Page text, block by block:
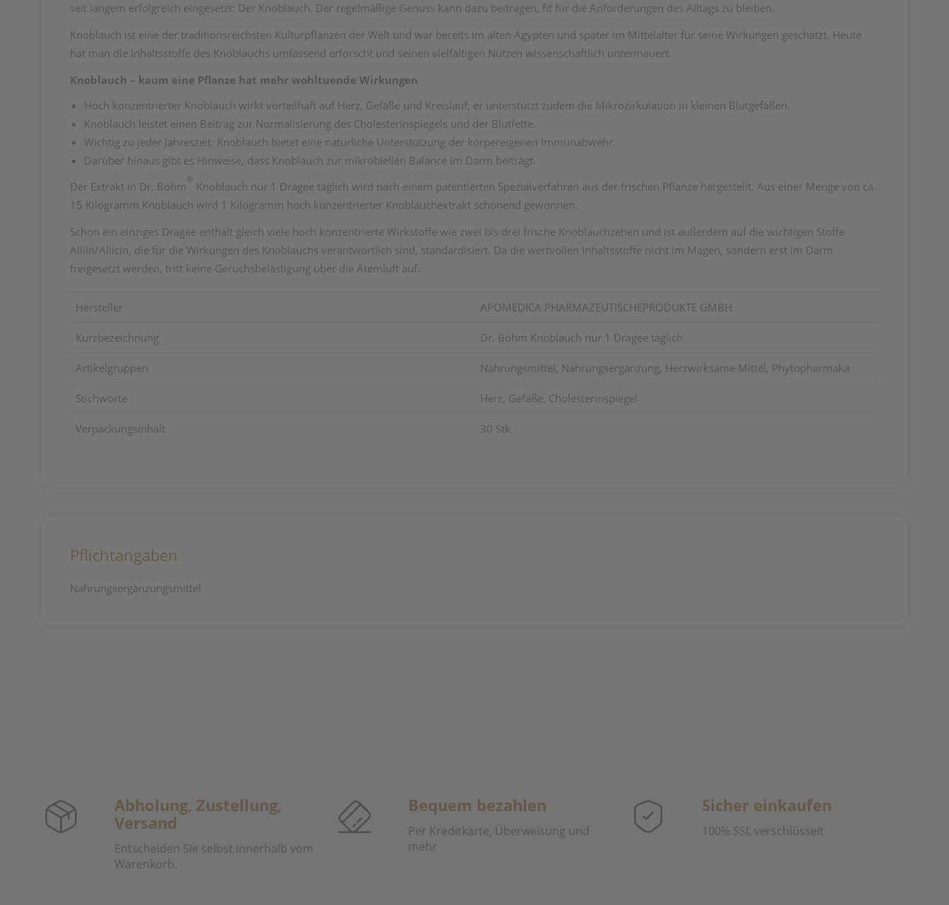
seit langem erfolgreich eingesetzt: Der Knoblauch. Der regelmäßige Genuss kann dazu beitragen, fit für die Anforderungen des Alltags zu bleiben.
Knoblauch ist eine der traditionsreichsten Kulturpflanzen der Welt und war bereits im alten Ägypten und später im Mittelalter für seine Wirkungen geschätzt. Heute
hat man die Inhaltsstoffe des Knoblauchs umfassend erforscht und seinen vielfältigen Nutzen wissenschaftlich untermauert.
Knoblauch – kaum eine Pflanze hat mehr wohltuende Wirkungen
Hoch konzentrierter Knoblauch wirkt vorteilhaft auf Herz, Gefäße und Kreislauf, er unterstützt zudem die Mikrozirkulation in kleinen Blutgefäßen.
Knoblauch leistet einen Beitrag zur Normalisierung des Cholesterinspiegels und der Blutfette.
Wichtig zu jeder Jahreszeit: Knoblauch bietet eine natürliche Unterstützung der körpereigenen Immunabwehr.
Darüber hinaus gibt es Hinweise, dass Knoblauch zur mikrobiellen Balance im Darm beiträgt.
Der Extrakt in Dr. Böhm
®
Knoblauch nur 1 Dragee täglich wird nach einem patentierten Spezialverfahren aus der frischen Pflanze hergestellt. Aus einer Menge von ca.
15 Kilogramm Knoblauch wird 1 Kilogramm hoch konzentrierter Knoblauchextrakt schonend gewonnen.
Schon ein einziges Dragee enthält gleich viele hoch konzentrierte Wirkstoffe wie zwei bis drei frische Knoblauchzehen und ist außerdem auf die wichtigen Stoffe
Alliin/Allicin, die für die Wirkungen des Knoblauchs verantwortlich sind, standardisiert. Da die wertvollen Inhaltsstoffe nicht im Magen, sondern erst im Darm
freigesetzt werden, tritt keine Geruchsbelästigung über die Atemluft auf.
Hersteller APOMEDICA PHARMAZEUTISCHEPRODUKTE GMBH
Kurzbezeichnung Dr. Böhm Knoblauch nur 1 Dragee täglich
Artikelgruppen Nahrungsmittel, Nahrungsergänzung, Herzwirksame Mittel, Phytopharmaka
Stichworte Herz, Gefäße, Cholesterinspiegel
Verpackungsinhalt 30 Stk.
Pflichtangaben
Nahrungsergänzungsmittel
Abholung, Zustellung,
Versand
Entscheiden Sie selbst innerhalb vom
Warenkorb.
Bequem bezahlen
Per Kreditkarte, Überweisung und
mehr
Sicher einkaufen
100% SSL verschlüsselt